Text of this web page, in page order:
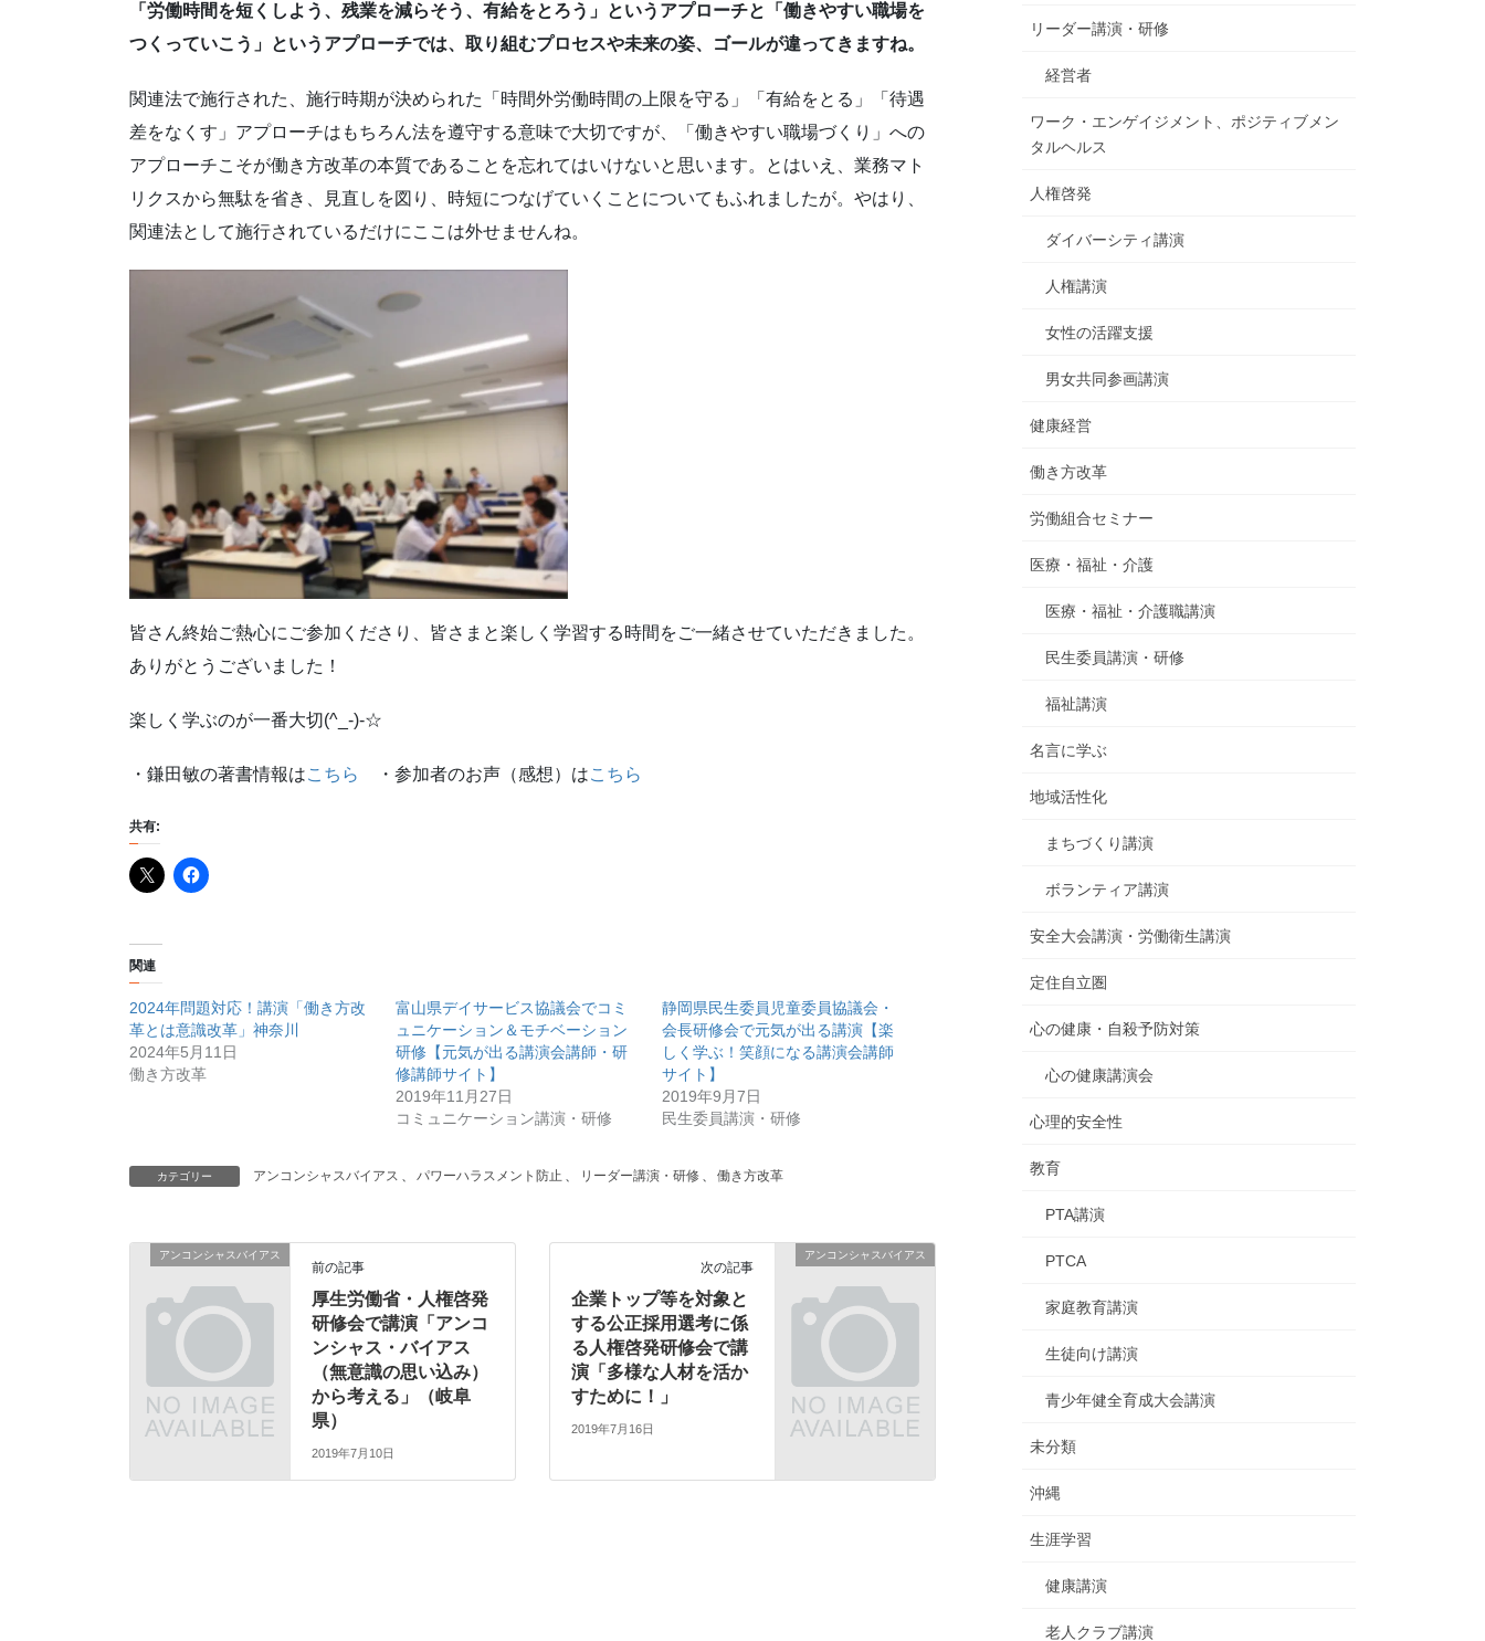
「労働時間を短くしよう、残業を減らそう、有給をとろう」というアプローチと「働きやすい職場を
つくっていこう」というアプローチでは、取り組むプロセスや未来の姿、ゴールが違ってきますね。
関連法で施行された、施行時期が決められた「時間外労働時間の上限を守る」「有給をとる」「待遇
差をなくす」アプローチはもちろん法を遵守する意味で大切ですが、「働きやすい職場づくり」への
アプローチこそが働き方改革の本質であることを忘れてはいけないと思います。とはいえ、業務マト
リクスから無駄を省き、見直しを図り、時短につなげていくことについてもふれましたが。やはり、
関連法として施行されているだけにここは外せませんね。
皆さん終始ご熱心にご参加くださり、皆さまと楽しく学習する時間をご一緒させていただきました。
ありがとうございました！
楽しく学ぶのが一番大切(^_-)-☆
・鎌田敏の著書情報はこちら ・参加者のお声（感想）はこちら
共有:
関連
2024年問題対応！講演「働き方改
革とは意識改革」神奈川
2024年5月11日
働き方改革
富山県デイサービス協議会でコミ
ュニケーション＆モチベーション
研修【元気が出る講演会講師・研
修講師サイト】
2019年11月27日
コミュニケーション講演・研修
静岡県民生委員児童委員協議会・
会長研修会で元気が出る講演【楽
しく学ぶ！笑顔になる講演会講師
サイト】
2019年9月7日
民生委員講演・研修
カテゴリー アンコンシャスバイアス 、 パワーハラスメント防止 、 リーダー講演・研修 、 働き方改革
アンコンシャスバイアス
前の記事
厚生労働省・人権啓発
研修会で講演「アンコ
ンシャス・バイアス
（無意識の思い込み）
から考える」（岐阜
県）
2019年7月10日
アンコンシャスバイアス
次の記事
企業トップ等を対象と
する公正採用選考に係
る人権啓発研修会で講
演「多様な人材を活か
すために！」
2019年7月16日
リーダー講演・研修
経営者
ワーク・エンゲイジメント、ポジティブメン
タルヘルス
人権啓発
ダイバーシティ講演
人権講演
女性の活躍支援
男女共同参画講演
健康経営
働き方改革
労働組合セミナー
医療・福祉・介護
医療・福祉・介護職講演
民生委員講演・研修
福祉講演
名言に学ぶ
地域活性化
まちづくり講演
ボランティア講演
安全大会講演・労働衛生講演
定住自立圏
心の健康・自殺予防対策
心の健康講演会
心理的安全性
教育
PTA講演
PTCA
家庭教育講演
生徒向け講演
青少年健全育成大会講演
未分類
沖縄
生涯学習
健康講演
老人クラブ講演